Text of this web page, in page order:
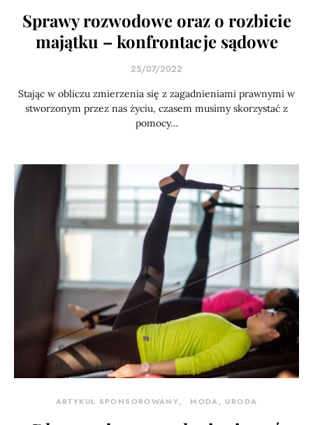
Sprawy rozwodowe oraz o rozbicie
majątku – konfrontacje sądowe
25/07/2022
Stając w obliczu zmierzenia się z zagadnieniami prawnymi w
stworzonym przez nas życiu, czasem musimy skorzystać z
pomocy…
ARTYKUŁ SPONSOROWANY MODA, URODA